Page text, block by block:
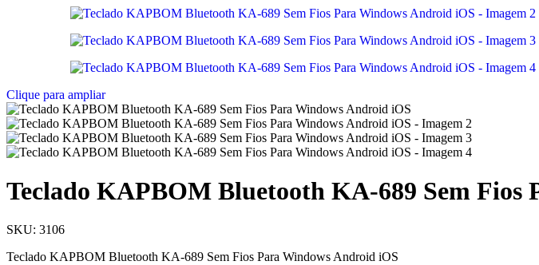
Clique para ampliar
Teclado KAPBOM Bluetooth KA-689 Sem Fios
SKU: 3106
Teclado KAPBOM Bluetooth KA-689 Sem Fios Para Windows Android iOS